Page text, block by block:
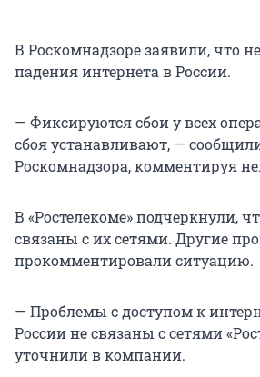
В Роскомнадзоре заявили, что
падения интернета в России.
— Фиксируются сбои у всех
сбоя устанавливают, —
Роскомнадзора, комментируя
В «Ростелекоме» подчеркнули,
связаны с их сетями. Другие
прокомментировали ситуацию.
— Проблемы с доступом к
России не связаны с сетями
уточнили в компании.